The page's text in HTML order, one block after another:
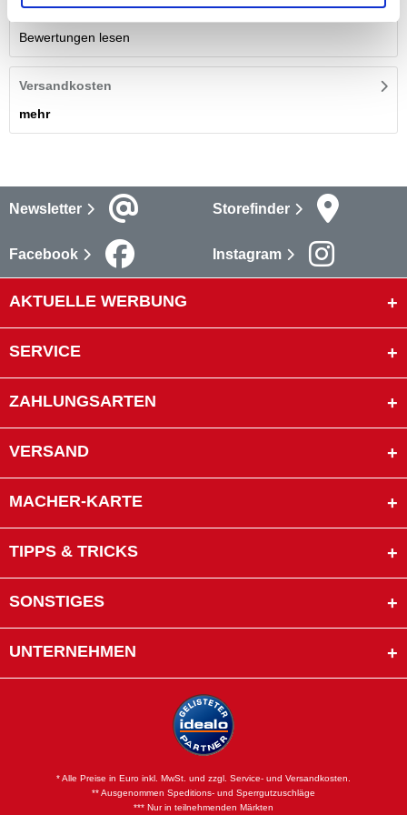
Bewertungen (1)
Bewertungen lesen
Versandkosten
mehr
Newsletter Storefinder
Facebook Instagram
AKTUELLE WERBUNG
SERVICE
ZAHLUNGSARTEN
VERSAND
MACHER-KARTE
TIPPS & TRICKS
SONSTIGES
UNTERNEHMEN
* Alle Preise in Euro inkl. MwSt. und zzgl. Service- und Versandkosten.
** Ausgenommen Speditions- und Sperrgutzuschläge
*** Nur in teilnehmenden Märkten